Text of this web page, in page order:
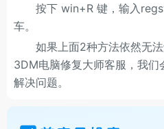
按下 win+R 键，输入
车。
如果上面2种方法依然无法
3DM电脑修复大师客服，我们
解决问题。